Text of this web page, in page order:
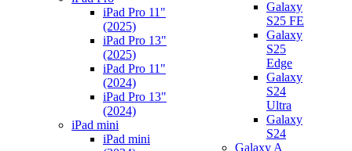
iPad Pro 11"
(2025)
iPad Pro 13"
(2025)
iPad Pro 11"
(2024)
iPad Pro 13"
(2024)
iPad mini
iPad mini
Galaxy
S25 FE
Galaxy
S25
Edge
Galaxy
S24
Ultra
Galaxy
S24
Galaxy A